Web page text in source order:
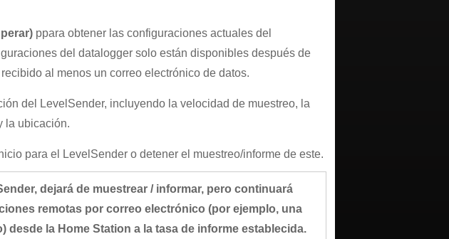
ppara obtener las configuraciones actuales del
del datalogger solo están disponibles después de
al menos un correo electrónico de datos.
del LevelSender, incluyendo la velocidad de muestreo, la
la ubicación.
para el LevelSender o detener el muestreo/informe de este.
dejará de muestrear / informar, pero continuará
remotas por correo electrónico (por ejemplo, una
desde la Home Station a la tasa de informe establecida.